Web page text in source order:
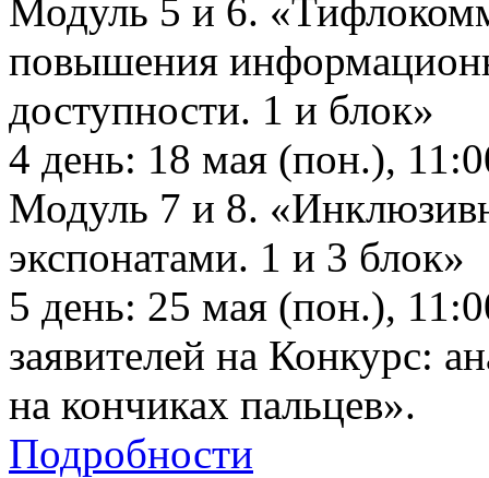
Модуль 5 и 6.
повышения
доступности. 1 и блок»
4 день: 18 мая (пон.),
Модуль 7 и 8.
экспонатами. 1 и 3 блок»
5 день: 25 мая (пон.),
заявителей на Конкурс:
на кончиках пальцев».
Подробности